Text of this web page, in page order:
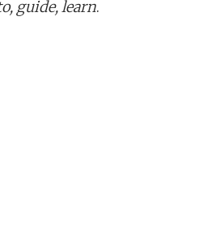
guide, learn.